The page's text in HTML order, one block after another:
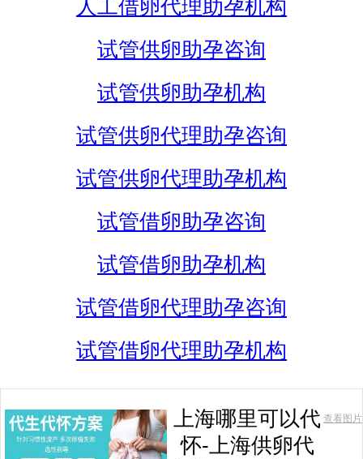
人工借卵代理助孕机构
试管供卵助孕咨询
试管供卵助孕机构
试管供卵代理助孕咨询
试管供卵代理助孕机构
试管借卵助孕咨询
试管借卵助孕机构
试管借卵代理助孕咨询
试管借卵代理助孕机构
上海哪里可以代
怀-上海供卵代
查看图片